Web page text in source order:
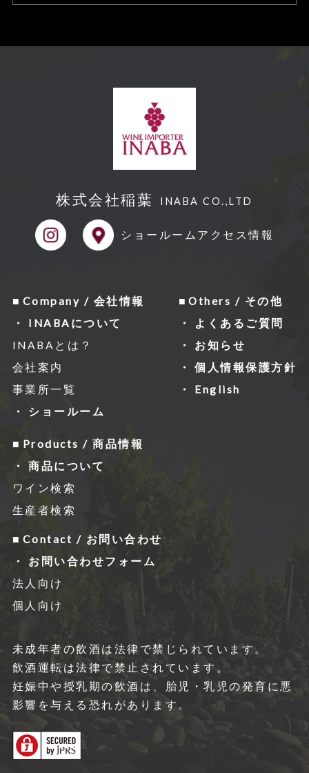
株式会社稲葉 INABA CO.,LTD
ショールーム アクセス情報
未成年者の飲酒は法律で禁じられています。
飲酒運転は法律で禁⽌されています。
妊娠中や授乳期の飲酒は、胎児・乳児の発育に悪
影響を与える恐れがあります。
Company / 会社情報
INABAについて
INABAとは？
会社案内
事業所一覧
ショールーム
Products / 商品情報
商品について
ワイン検索
生産者検索
Others / その他
よくあるご質問
お知らせ
個人情報保護方針
English
Contact / お問い合わせ
お問い合わせフォーム
法人向け
個人向け